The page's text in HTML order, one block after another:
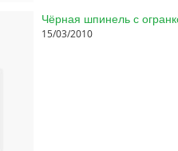
Чёрная шпинель с
15/03/2010